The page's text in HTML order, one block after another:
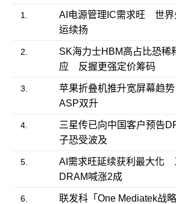
1.
AI电源管理IC需求旺 世界
运续扬
2.
SK海力士HBM高占比恐稀
应 反握更强定价筹码
3.
苹果折叠机推升宽屏幕趋
ASP双升
4.
三星传已向中国客户预告
子恐受波及
5.
AI需求旺延续获利最大化
DRAM喊涨2成
6.
联发科「One Mediatek战